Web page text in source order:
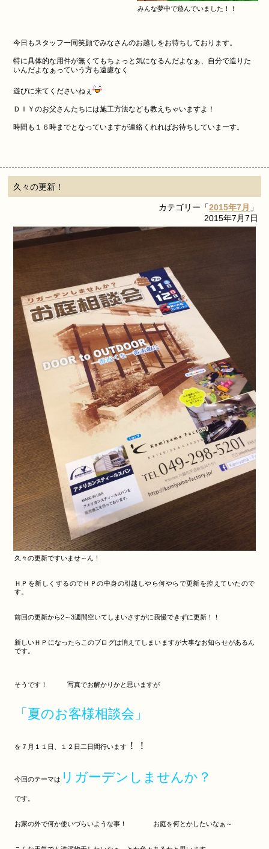
みんな夢中で遊んでいました！！
今日もスタッフ一同笑顔でみなさんのお越しをお待ちしております。
特に具体的な用件が無くてもちょっと気になるんだよなぁ、自分で造りた
いんだよなぁっていう方も遠慮なく
遊びに来てくださいねぇ
ＤＩＹのお父さんたちには施工方法なども教えちゃいますよ！
時間も１６時までとなっていますが連絡くれればお待ちしていまーす。
久々の更新！
カテゴリー「2015年7月 」
2015年7月7日
久々の更新ですいませ～ん！
ＨＰを新しくするのでＨＰの中身の引越しやら何やらで更新を控えていたので
す。
前回の更新から2～3週間空いてしまいさすがに我慢できずに更新！！
新しいＨＰになったらこのブログは消えてしまいますが大事なお知らせがあるん
です。
そうです！ 写真でお解かりかと思いますが
「夏のお客様相談会」
を７月１１日、１２日二日間行います！！
今回のテーマは リガーデンしませんか？
です。
お家の外で何か使いづらいような事！ お庭を何とかしたいなぁ～